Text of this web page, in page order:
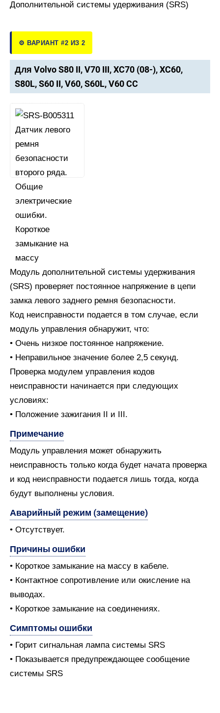
Дополнительной системы удерживания (SRS)
⚙️ ВАРИАНТ #2 ИЗ 2
Для Volvo S80 II, V70 III, XC70 (08-), XC60,
S80L, S60 II, V60, S60L, V60 CC
Модуль дополнительной системы удерживания
(SRS) проверяет постоянное напряжение в цепи
замка левого заднего ремня безопасности.
Код неисправности подается в том случае, если
модуль управления обнаружит, что:
• Очень низкое постоянное напряжение.
• Неправильное значение более 2,5 секунд.
Проверка модулем управления кодов
неисправности начинается при следующих
условиях:
• Положение зажигания II и III.
Примечание
Модуль управления может обнаружить
неисправность только когда будет начата проверка
и код неисправности подается лишь тогда, когда
будут выполнены условия.
Аварийный режим (замещение)
• Отсутствует.
Причины ошибки
• Короткое замыкание на массу в кабеле.
• Контактное сопротивление или окисление на
выводах.
• Короткое замыкание на соединениях.
Симптомы ошибки
• Горит сигнальная лампа системы SRS
• Показывается предупреждающее сообщение
системы SRS